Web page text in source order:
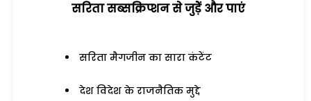
सरिता सब्सक्रिप्शन से जुड़ेें और पाएं
सरिता मैगजीन का सारा कंटेंट
देश विदेश के राजनैतिक मुद्दे